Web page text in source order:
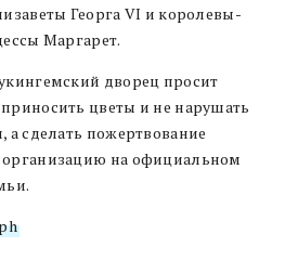
Георга VI и королевы-
Маргарет.
дворец просит
цветы и не нарушать
а сделать пожертвование
на официальном